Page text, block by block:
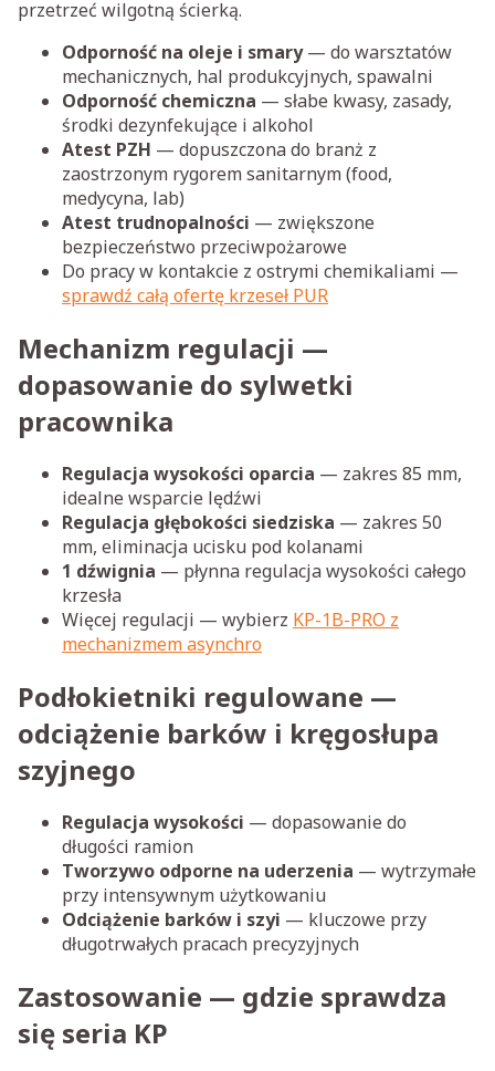
przetrzeć wilgotną ścierką.
Odporność na oleje i smary— do warsztatów
mechanicznych, hal produkcyjnych, spawalni
Odporność chemiczna — słabe kwasy, zasady,
środki dezynfekujące i alkohol
Atest PZH — dopuszczona do branż z
zaostrzonym rygorem sanitarnym (food,
medycyna, lab)
Atest trudnopalności — zwiększone
bezpieczeństwo przeciwpożarowe
Do pracy w kontakcie z ostrymi chemikaliami —
sprawdź całą ofertę krzeseł PUR
Mechanizm regulacji —
dopasowanie do sylwetki
pracownika
Regulacja wysokości oparcia — zakres 85 mm,
idealne wsparcie lędźwi
Regulacja głębokości siedziska — zakres 50
mm, eliminacja ucisku pod kolanami
1 dźwignia — płynna regulacja wysokości całego
krzesła
Więcej regulacji — wybierz KP-1B-PRO z
mechanizmem asynchro
Podłokietniki regulowane —
odciążenie barków i kręgosłupa
szyjnego
Regulacja wysokości — dopasowanie do
długości ramion
Tworzywo odporne na uderzenia — wytrzymałe
przy intensywnym użytkowaniu
Odciążenie barków i szyi — kluczowe przy
długotrwałych pracach precyzyjnych
Zastosowanie — gdzie sprawdza
się seria KP